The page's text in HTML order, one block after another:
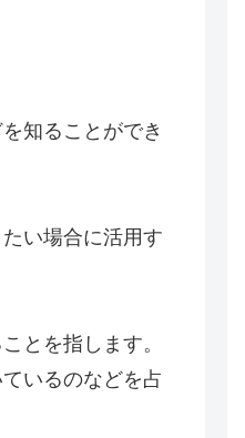
知ることができ
い場合に活用す
とを指します。
いるのなどを占